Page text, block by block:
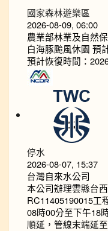
國家森林遊樂區
2026-08-09, 06:00
農業部林業及自然
白海豚颱風休園 預
預計恢復時間：
停水
2026-08-07, 15:37
台灣自來水公司
本公司辦理雲縣台
RC11405190015工
08時00分至下午18
順延，管線末端延